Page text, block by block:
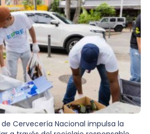
de Cervecería Nacional impulsa la